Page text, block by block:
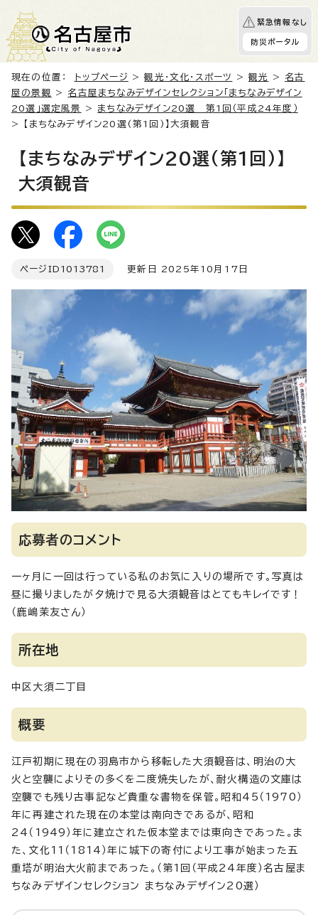
緊急情報なし
防災ポータル
現在の位置： トップページ >観光・文化・スポーツ >観光 > 名古
屋の景観
> 名古屋まちなみデザインセレクション「まちなみデザイン
20選」選定風景
> まちなみデザイン20選 第1回（平成24年度）
> 【まちなみデザイン20選(第1回)】大須観音
【まちなみデザイン20選(第1回)】
大須観音
ページID 1013781 更新日 2025年10月17日
応募者のコメント
一ヶ月に一回は行っている私のお気に入りの場所です。写真は
昼に撮りましたが夕焼けで見る大須観音はとてもキレイです！
（鹿嶋茉友さん）
所在地
中区大須二丁目
概要
江戸初期に現在の羽島市から移転した大須観音は、明治の大
火と空襲によりその多くを二度焼失したが、耐火構造の文庫は
空襲でも残り古事記など貴重な書物を保管。昭和45（1970）
年に再建された現在の本堂は南向きであるが、昭和
24（1949）年に建立された仮本堂までは東向きであった。ま
た、文化11（1814）年に城下の寄付により工事が始まった五
重塔が明治大火前まであった。（第1回（平成24年度）名古屋ま
ちなみデザインセレクション まちなみデザイン20選）